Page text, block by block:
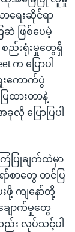
ရေးဆိုင်ရာ
ဆဲ ဖြစ်ပေမဲ့
ည်းရုံးမှုတွေရှိ
က ပြောပါ
းကောက်ပွဲ
ထားတာနဲ့
ပြောပြပါ
ပြုချက်ထဲမှာ
စာတွေ တင်ပြ
ဖို့ ကျနော်တို့
ျောက်မှုတွေ
ည်း လုပ်သင့်ပါ